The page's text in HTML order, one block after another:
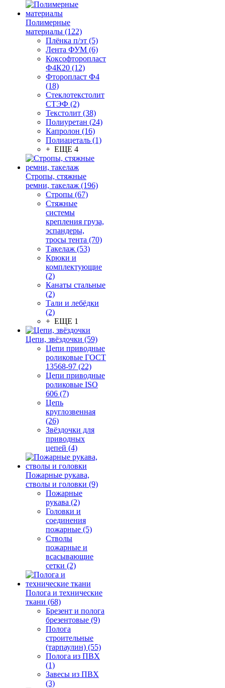
Полимерные
материалы (122)
Плёнка п/эт (5)
Лента ФУМ (6)
Коксофторопласт
Ф4К20 (12)
Фторопласт Ф4
(18)
Стеклотекстолит
СТЭФ (2)
Текстолит (38)
Полиуретан (24)
Капролон (16)
Полиацеталь (1)
+ ЕЩЕ 4
Стропы, стяжные
ремни, такелаж (196)
Стропы (67)
Стяжные
системы
крепления груза,
эспандеры,
тросы тента (70)
Такелаж (53)
Крюки и
комплектующие
(2)
Канаты стальные
(2)
Тали и лебёдки
(2)
+ ЕЩЕ 1
Цепи, звёздочки (59)
Цепи приводные
роликовые ГОСТ
13568-97 (22)
Цепи приводные
роликовые ISO
606 (7)
Цепь
круглозвенная
(26)
Звёздочки для
приводных
цепей (4)
Пожарные рукава,
стволы и головки (9)
Пожарные
рукава (2)
Головки и
соединения
пожарные (5)
Стволы
пожарные и
всасывающие
сетки (2)
Полога и технические
ткани (68)
Брезент и полога
брезентовые (9)
Полога
строительные
(тарпаулин) (55)
Полога из ПВХ
(1)
Завесы из ПВХ
(3)